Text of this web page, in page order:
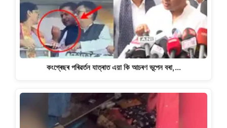
কংগ্ৰেছৰ পৰিৱৰ্তন যাত্ৰাত এয়া কি আচৰণ ভূপেন বৰা,…